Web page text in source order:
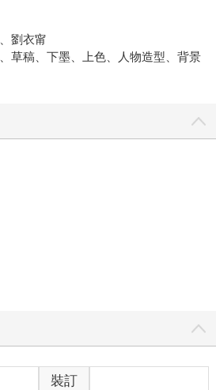
劉衣甯
草稿、下墨、上色、人物造型、背景
裝訂